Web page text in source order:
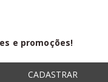
e promoções!